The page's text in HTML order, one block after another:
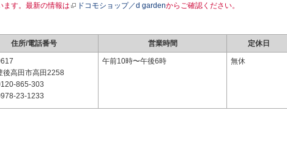
ます。最新の情報は ドコモショップ／d gardenからご確認ください。
住所/電話番号 営業時間 定休日
後高田市高田2258
865-303
23-1233
午前10時〜午後6時 無休